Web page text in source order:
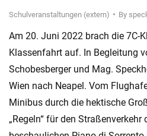
Schulveranstaltungen (extern) By
Am 20. Juni 2022 brach die 7C-
Klassenfahrt auf. In Begleitung
Schobesberger und Mag.
Wien nach Neapel. Vom
Minibus durch die hektische
„Regeln“ für den